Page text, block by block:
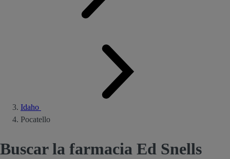
Idaho
Pocatello
Buscar la farmacia Ed Snells